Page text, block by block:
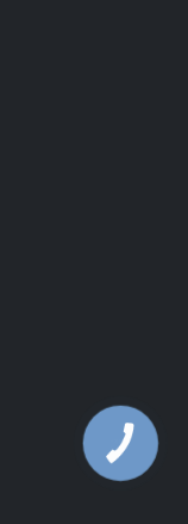
КНОПКА
ЗВ'ЯЗКУ